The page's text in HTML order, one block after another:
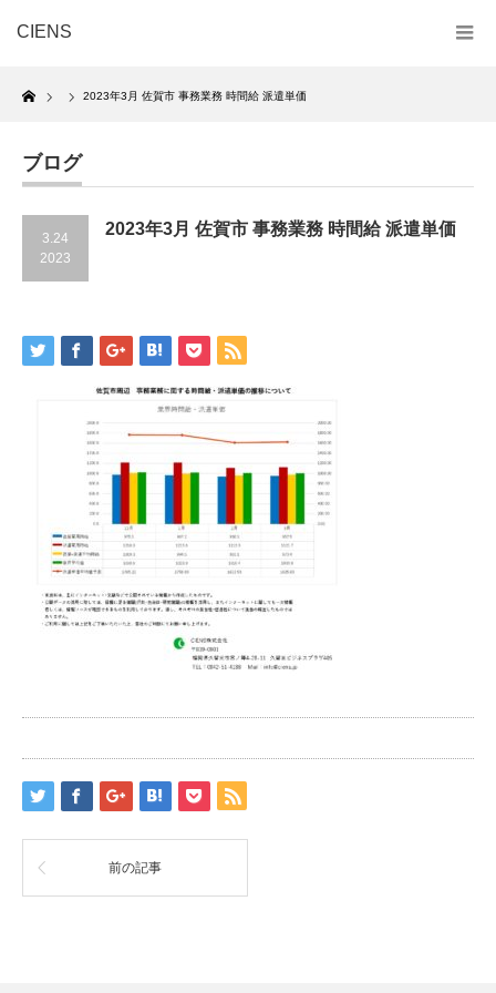
CIENS
Home
2023年3月 佐賀市 事務業務 時間給 派遣単価
ブログ
3.24
2023
2023年3月 佐賀市 事務業務 時間給 派遣単価
前の記事